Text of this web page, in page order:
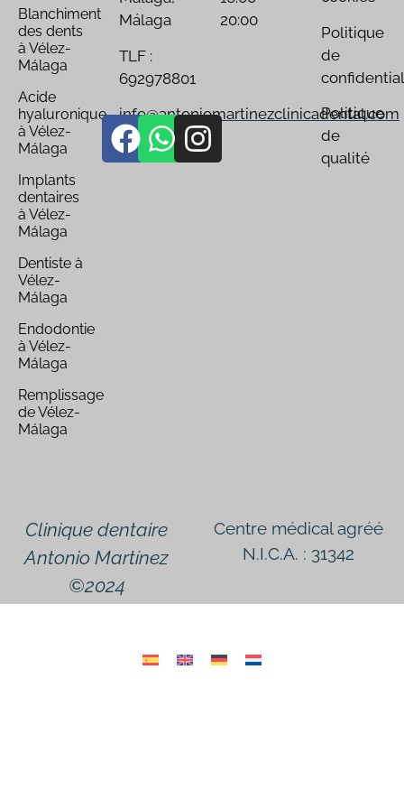
Blanchiment
des dents
à Vélez-
Málaga
Acide
hyaluronique
à Vélez-
Málaga
Implants
dentaires
à Vélez-
Málaga
Dentiste à
Vélez-
Málaga
Endodontie
à Vélez-
Málaga
Remplissage
de Vélez-
Málaga
Málaga
TLF :
692978801
info@antoniomartinezclinicadental.com
20:00
Politique
de
Politique
de
qualité
Clinique dentaire
Antonio Martínez
©2024
Centre médical agréé
N.I.C.A. : 31342